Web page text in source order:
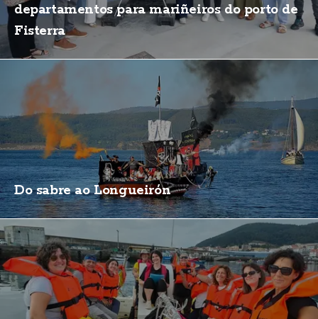
departamentos para mariñeiros do porto de
Fisterra
Do sabre ao Longueirón